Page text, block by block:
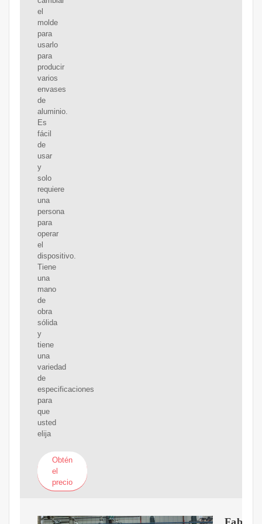
el
molde
para
usarlo
para
producir
varios
envases
de
aluminio.
Es
fácil
de
usar
y
solo
requiere
una
persona
para
operar
el
dispositivo.
Tiene
una
mano
de
obra
sólida
y
tiene
una
variedad
de
especificaciones
para
que
usted
elija
Obtén
el
precio